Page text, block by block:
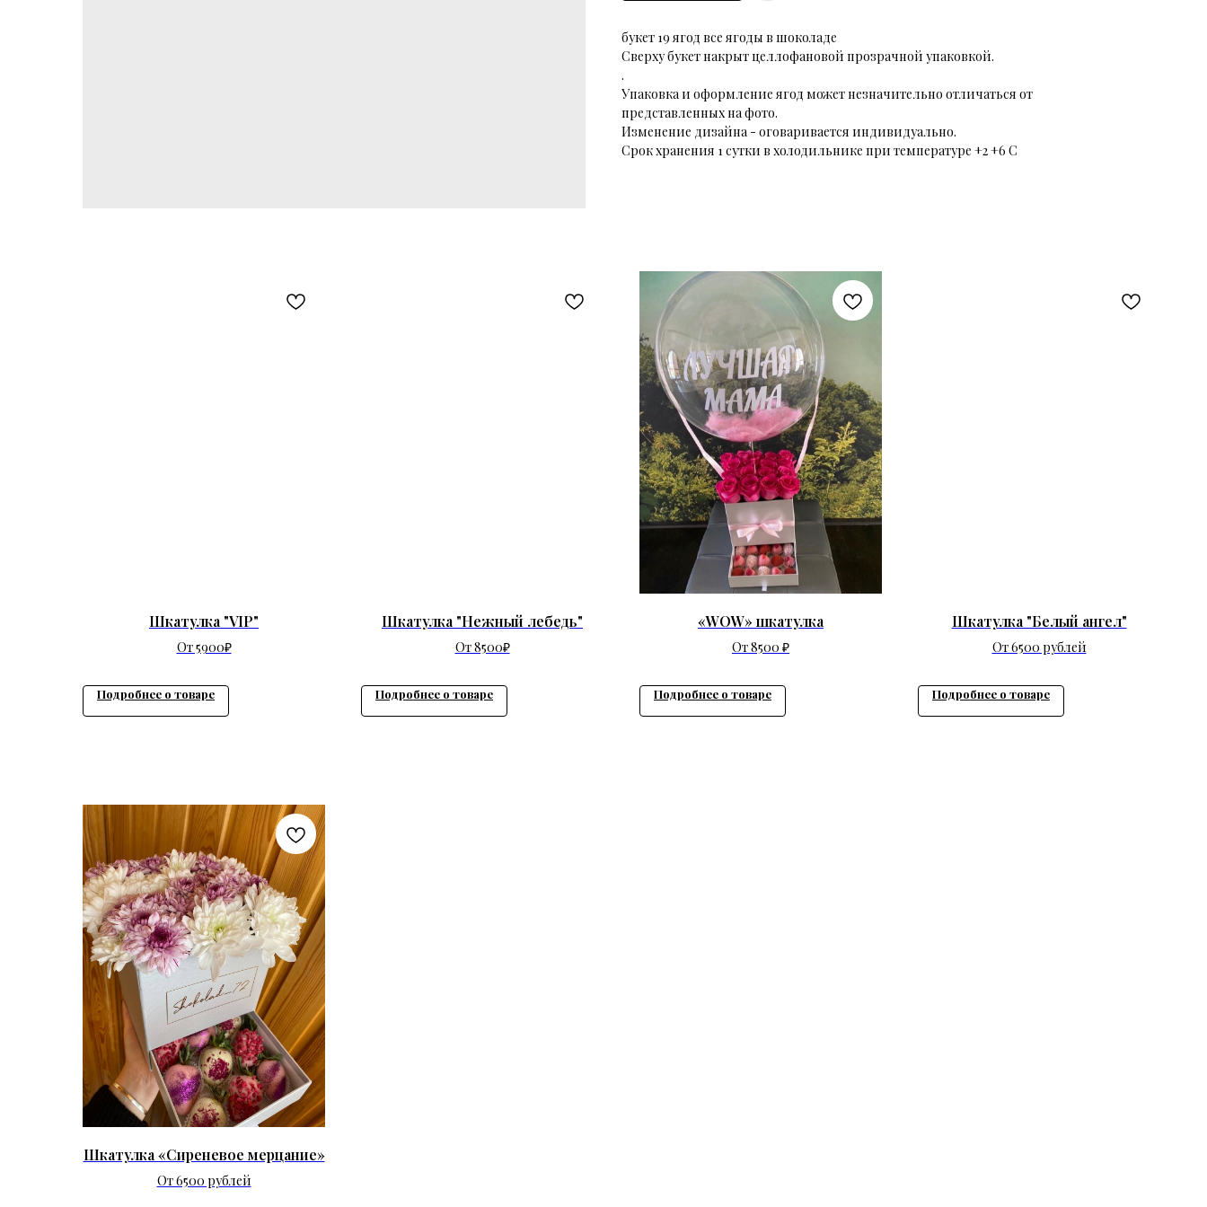
букет 19 ягод все ягоды в шоколаде
Сверху букет накрыт целлофановой прозрачной упаковкой.
.
Упаковка и оформление ягод может незначительно отличаться от
представленных на фото.
Изменение дизайна - оговаривается индивидуально.
Срок хранения 1 сутки в холодильнике при температуре +2 +6 С
Шкатулка "VIP"
От 5900₽
Подробнее о товаре
Шкатулка "Нежный лебедь"
От 8500₽
Подробнее о товаре
«WOW» шкатулка
От 8500 ₽
Подробнее о товаре
Шкатулка "Белый ангел"
От 6500 рублей
Подробнее о товаре
Шкатулка «Сиреневое мерцание»
От 6500 рублей